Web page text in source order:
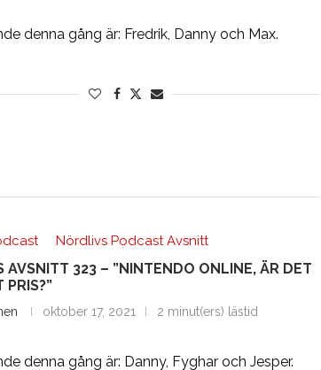
denna gång är: Fredrik, Danny och Max.
Nördlivs Podcast Avsnitt
AVSNITT 323 – ”NINTENDO ONLINE, ÄR DET
PRIS?”
oktober 17, 2021 2 minut(ers) lästid
denna gång är: Danny, Fyghar och Jesper.